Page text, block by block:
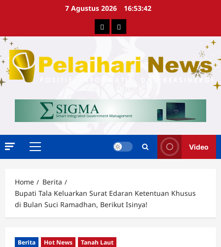
7 Agustus 2026 16:53:43
Berita Advertorial
Primary
Video
Home
Berita
Bupati Tala Keluarkan Surat Edaran Ketentuan Khusus
di Bulan Suci Ramadhan, Berikut Isinya!
Berita Hot News Tanah Laut